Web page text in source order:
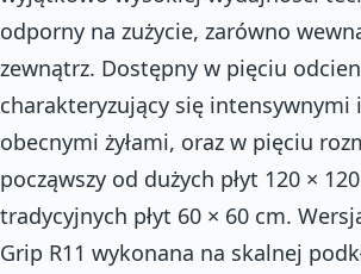
odporny na zużycie, zarówno
zewnątrz. Dostępny w pięciu
charakteryzujący się intensywnymi
obecnymi żyłami, oraz w pięciu
począwszy od dużych płyt 120 ×
tradycyjnych płyt 60 × 60 cm.
Grip R11 wykonana na skalnej